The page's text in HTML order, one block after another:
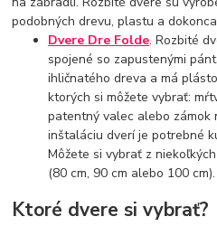
podobných drevu, plastu a
Dvere Dre Folde. Rozbité
spojené so zapustenými
ihličnatého dreva a má
ktorých si môžete vybrať:
patentný valec alebo zámok
inštaláciu dverí je potrebné
Môžete si vybrať z
(80 cm, 90 cm alebo 100
Ktoré dvere si vybrať?